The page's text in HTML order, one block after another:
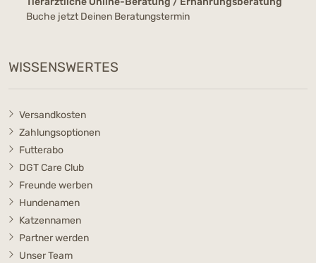
Buche jetzt Deinen Beratungstermin
WISSENSWERTES
Versandkosten
Zahlungsoptionen
Futterabo
DGT Care Club
Freunde werben
Hundenamen
Katzennamen
Partner werden
Unser Team